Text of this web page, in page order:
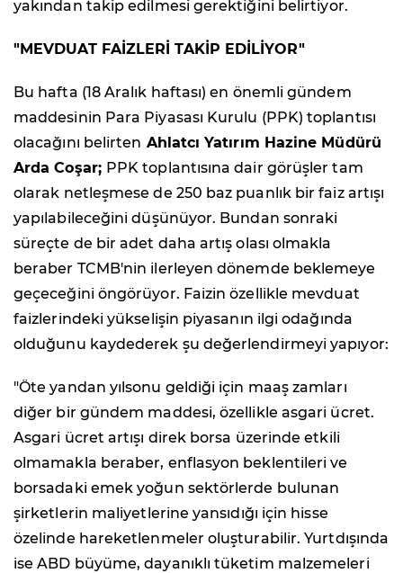
yakından takip edilmesi gerektiğini belirtiyor.
"MEVDUAT FAİZLERİ TAKİP EDİLİYOR"
Bu hafta (18 Aralık haftası) en önemli gündem
maddesinin Para Piyasası Kurulu (PPK) toplantısı
olacağını belirten Ahlatcı Yatırım Hazine Müdürü
Arda Coşar; PPK toplantısına dair görüşler tam
olarak netleşmese de 250 baz puanlık bir faiz artışı
yapılabileceğini düşünüyor. Bundan sonraki
süreçte de bir adet daha artış olası olmakla
beraber TCMB'nin ilerleyen dönemde beklemeye
geçeceğini öngörüyor. Faizin özellikle mevduat
faizlerindeki yükselişin piyasanın ilgi odağında
olduğunu kaydederek şu değerlendirmeyi yapıyor:
"Öte yandan yılsonu geldiği için maaş zamları
diğer bir gündem maddesi, özellikle asgari ücret.
Asgari ücret artışı direk borsa üzerinde etkili
olmamakla beraber, enflasyon beklentileri ve
borsadaki emek yoğun sektörlerde bulunan
şirketlerin maliyetlerine yansıdığı için hisse
özelinde hareketlenmeler oluşturabilir. Yurtdışında
ise ABD büyüme, dayanıklı tüketim malzemeleri